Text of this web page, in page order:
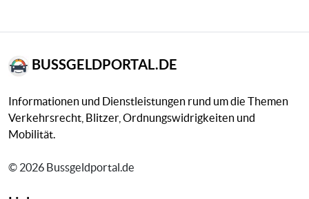
BUSSGELDPORTAL.DE
Informationen und Dienstleistungen rund um die Themen
Verkehrsrecht, Blitzer, Ordnungswidrigkeiten und
Mobilität.
© 2026 Bussgeldportal.de